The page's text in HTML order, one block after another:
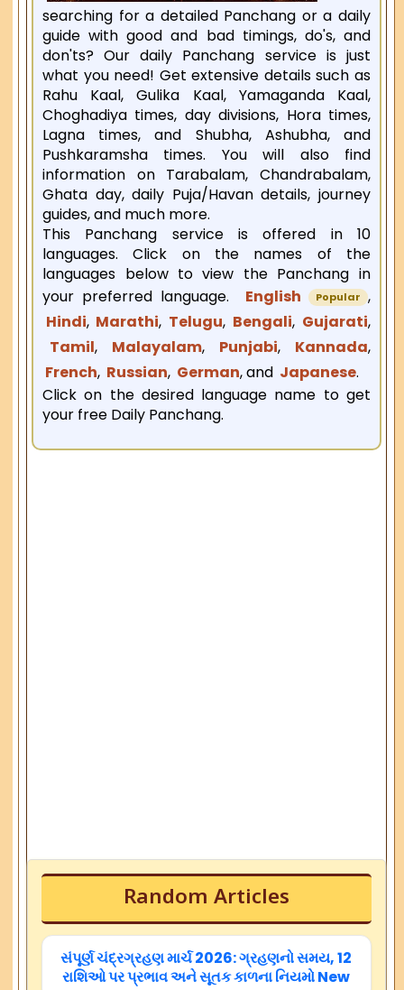
searching for a detailed Panchang or a daily
guide with good and bad timings, do's, and
don'ts? Our daily Panchang service is just
what you need! Get extensive details such as
Rahu Kaal, Gulika Kaal, Yamaganda Kaal,
Choghadiya times, day divisions, Hora times,
Lagna times, and Shubha, Ashubha, and
Pushkaramsha times. You will also find
information on Tarabalam, Chandrabalam,
Ghata day, daily Puja/Havan details, journey
guides, and much more.
This Panchang service is offered in 10
languages. Click on the names of the
languages below to view the Panchang in
your preferred language.
English Popular ,
Hindi, Marathi, Telugu, Bengali, Gujarati,
Tamil, Malayalam, Punjabi, Kannada,
French, Russian, German, and Japanese.
Click on the desired language name to get
your free Daily Panchang.
Random Articles
સંપૂર્ણ ચંદ્રગ્રહણ માર્ચ 2026: ગ્રહણનો સમય, 12
રાશિઓ પર પ્રભાવ અને સૂતક કાળના નિયમો New